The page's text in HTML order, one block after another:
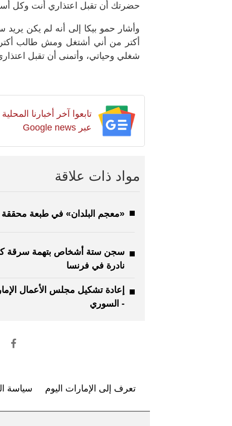
حضرتك أن تقبل اعتذاري أنت وكل
وأشار حمو بيكا إلى أنه لم يكن
أكتر من أني أشتغل ومش طالب
شغلي وحياتي، وأتمنى أن تقبل
تابعوا آخر أخبارنا
عبر Google news
مواد ذات علاقة
«معجم البلدان» في طبعة محققة
سجن ستة أشخاص بتهمة سرقة
نادرة في فرنسا
إعادة تشكيل مجلس الأعمال
- السوري
تعرف إلى الإمارات اليوم سياسة